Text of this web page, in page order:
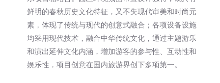
鲜明的春秋历史文化特征，又不失现代审美和时尚元
素，体现了传统与现代的创意式融合；各项设备设施
均采用现代技术，融合中华传统文化，通过主题游乐
和演出延伸文化内涵，增加游客的参与性、互动性和
娱乐性，项目创意在国内旅游界创下多项第一。